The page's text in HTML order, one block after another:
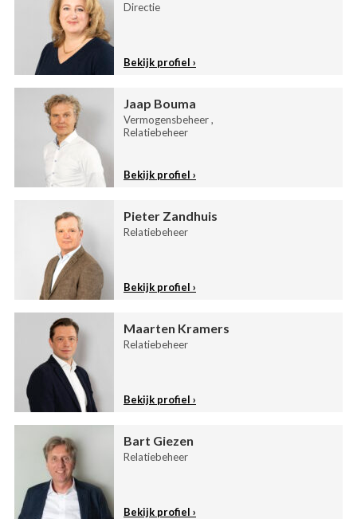
Directie
Bekijk profiel
Jaap Bouma
Vermogensbeheer ,
Relatiebeheer
Bekijk profiel
Pieter Zandhuis
Relatiebeheer
Bekijk profiel
Maarten Kramers
Relatiebeheer
Bekijk profiel
Bart Giezen
Relatiebeheer
Bekijk profiel